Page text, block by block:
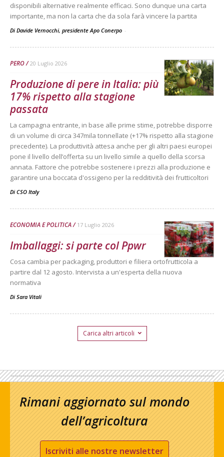
disponibili alternative realmente efficaci. Sono dunque una carta
importante, ma non la carta che da sola farà vincere la partita
Di Davide Vernocchi, presidente Apo Conerpo -
PERO 20 Luglio 2026
Produzione di pere in Italia: più
17% rispetto alla stagione
passata
La campagna entrante, in base alle prime stime, potrebbe disporre
di un volume di circa 347mila tonnellate (+17% rispetto alla stagione
precedente). La produttività attesa anche per gli altri paesi europei
pone il livello dell’offerta su un livello simile a quello della scorsa
annata. Fattore che potrebbe sostenere i prezzi alla produzione e
garantire una boccata d'ossigeno per la redditività dei frutticoltori
Di CSO Italy
ECONOMIA E POLITICA 17 Luglio 2026
Imballaggi: si parte col Ppwr
Cosa cambia per packaging, produttori e filiera ortofrutticola a
partire dal 12 agosto. Intervista a un'esperta della nuova
normativa
Di Sara Vitali
Carica altri articoli
Rimani aggiornato sul mondo
dell’agricoltura
Iscriviti alle nostre newsletter